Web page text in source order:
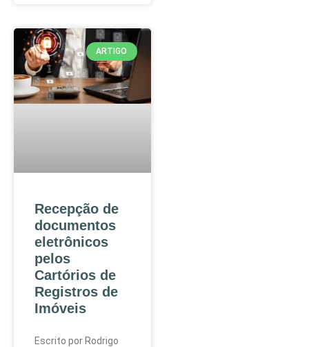
ARTIGO
Recepção de
documentos
eletrônicos
pelos
Cartórios de
Registros de
Imóveis
Escrito por Rodrigo